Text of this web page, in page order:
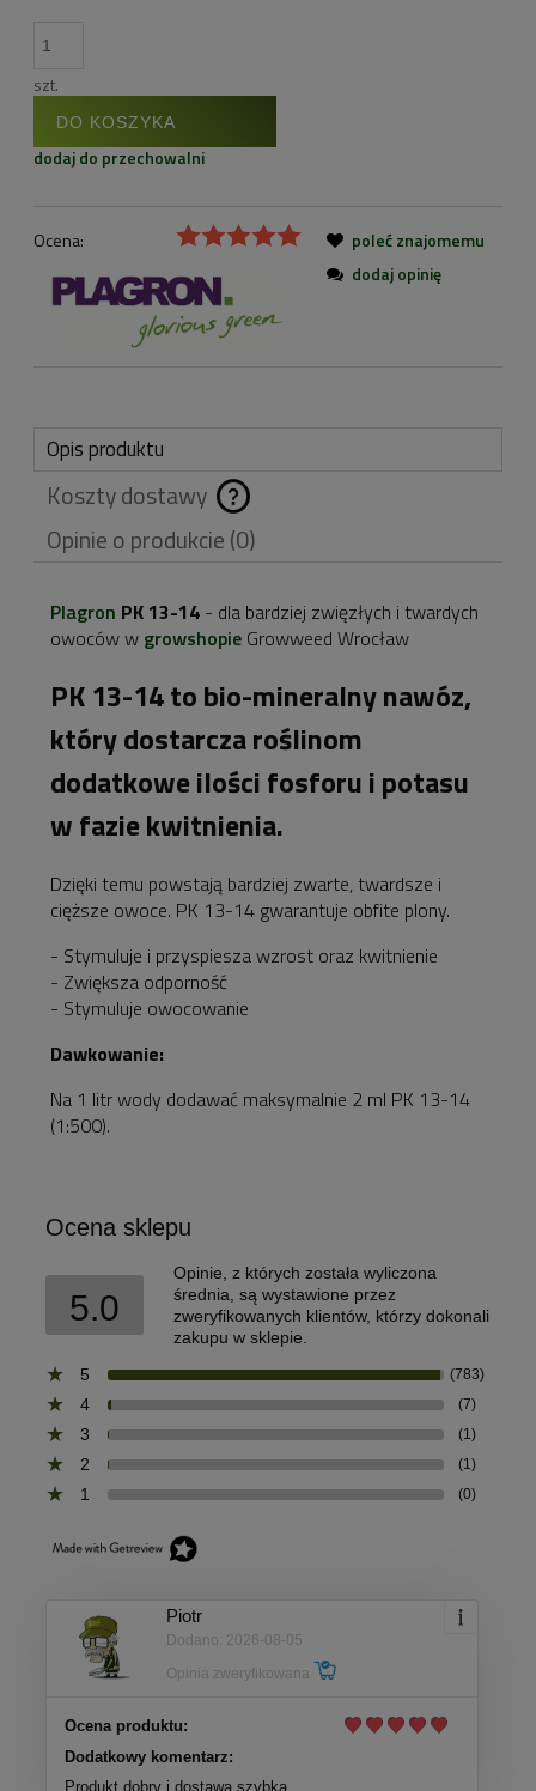
szt.
DO KOSZYKA
dodaj do przechowalni
Ocena:
poleć znajomemu
dodaj opinię
Opis produktu
Koszty dostawy
Cena nie zawiera
ewentualnych kosztów
płatności
Opinie o produkcie (0)
Plagron PK 13-14 - dla bardziej zwięzłych i twardych
owoców w growshopie Growweed Wrocław
PK 13-14 to bio-mineralny nawóz,
który dostarcza roślinom
dodatkowe ilości fosforu i potasu
w fazie kwitnienia.
Dzięki temu powstają bardziej zwarte, twardsze i
cięższe owoce. PK 13-14 gwarantuje obfite plony.
- Stymuluje i przyspiesza wzrost oraz kwitnienie
- Zwiększa odporność
- Stymuluje owocowanie
Dawkowanie:
Na 1 litr wody dodawać maksymalnie 2 ml PK 13-14
(1:500).
Ocena sklepu
5.0
Opinie, z których została wyliczona
średnia, są wystawione przez
zweryfikowanych klientów, którzy dokonali
zakupu w sklepie.
5
(783)
4 (7)
3 (1)
2 (1)
1 (0)
Piotr
Dodano: 2026-08-05
Opinia zweryfikowana
Ocena produktu:
Dodatkowy komentarz:
Produkt dobry i dostawa szybka